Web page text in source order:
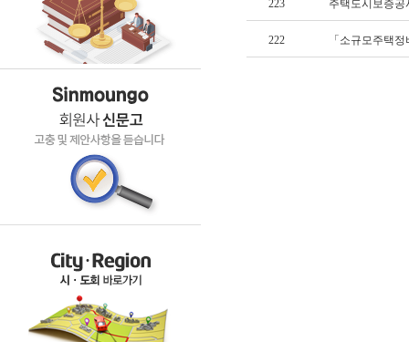
223 주택도시보증
222 「소규모주택